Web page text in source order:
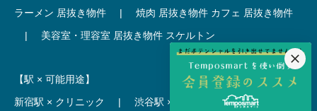
ラーメン 居抜き物件
| 焼肉 居抜き物件 カフェ 居抜き物件
|
美容室・理容室 居抜き物件 スケルトン
【駅 × 可能用途】
新宿駅 × クリニック
| 渋谷駅 × カフェ
池袋駅 × ラーメン